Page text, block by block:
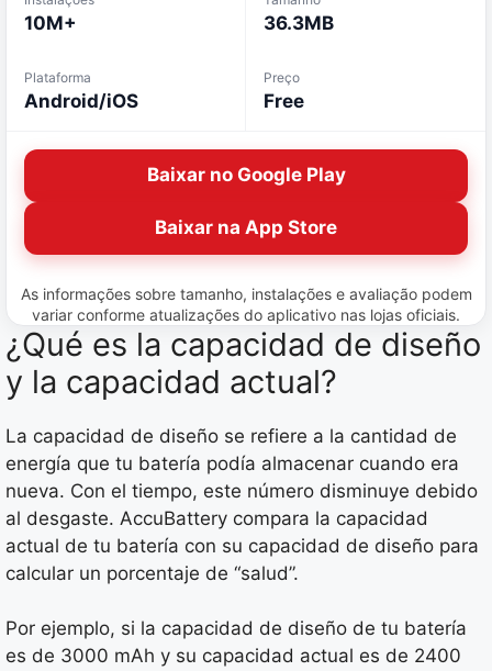
10M+ 36.3MB
Plataforma
Android/iOS
Preço
Free
Baixar no Google Play
Baixar na App Store
As informações sobre tamanho, instalações e avaliação podem
variar conforme atualizações do aplicativo nas lojas oficiais.
¿Qué es la capacidad de diseño
y la capacidad actual?
La capacidad de diseño se refiere a la cantidad de
energía que tu batería podía almacenar cuando era
nueva. Con el tiempo, este número disminuye debido
al desgaste. AccuBattery compara la capacidad
actual de tu batería con su capacidad de diseño para
calcular un porcentaje de “salud”.
Por ejemplo, si la capacidad de diseño de tu batería
es de 3000 mAh y su capacidad actual es de 2400